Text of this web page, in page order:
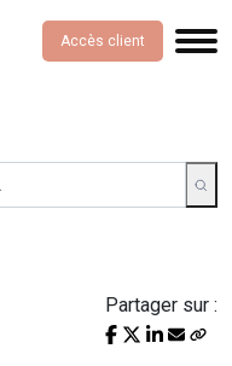
Accès client
Partager sur :